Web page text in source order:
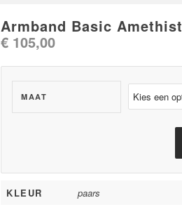
Armband Basic Amethist
€ 105,00
MAAT
KLEUR
paars